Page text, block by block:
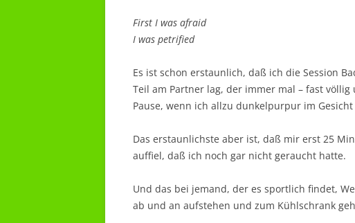
First I was afraid
I was petrified
Es ist schon erstaunlich, daß ich die Session
Teil am Partner lag, der immer mal – fast
Pause, wenn ich allzu dunkelpurpur im
Das erstaunlichste aber ist, daß mir erst 25
auffiel, daß ich noch gar nicht geraucht hatte.
Und das bei jemand, der es sportlich findet,
ab und an aufstehen und zum Kühlschrank